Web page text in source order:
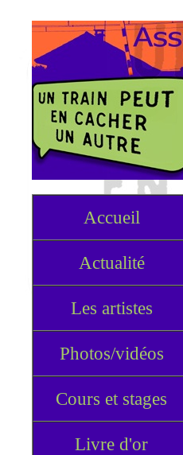
Accueil
Actualité
Les artistes
Photos/vidéos
Cours et stages
Livre d'or